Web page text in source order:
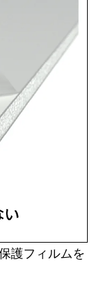
護フィルムを